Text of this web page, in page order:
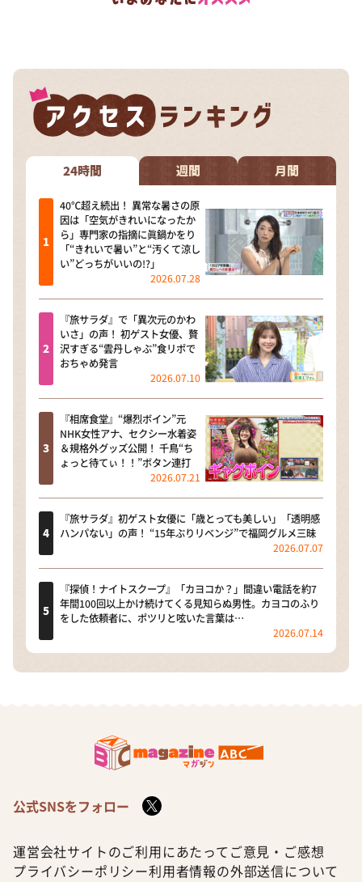
24時間 週間 月間
40℃超え続出！ 異常な暑さの原
因は「空気がきれいになったか
ら」専門家の指摘に眞鍋かをり
「“きれいで暑い”と“汚くて涼し
い”どっちがいいの!?」
2026.07.28
『旅サラダ』で「異次元のかわ
いさ」の声！ 初ゲスト女優、贅
沢すぎる“雲丹しゃぶ”食リポで
おちゃめ発言
2026.07.10
『相席食堂』“爆烈ボイン”元
NHK女性アナ、セクシー水着姿
＆規格外グッズ公開！ 千鳥“ち
ょっと待てぃ！！”ボタン連打
2026.07.21
『旅サラダ』初ゲスト女優に「歳とっても美しい」「透明感
ハンパない」の声！ “15年ぶりリベンジ”で福岡グルメ三昧
2026.07.07
『探偵！ナイトスクープ』「カヨコか？」間違い電話を約7
年間100回以上かけ続けてくる見知らぬ男性。カヨコのふり
をした依頼者に、ポツリと呟いた言葉は…
2026.07.14
公式SNSをフォロー
運営会社サイトのご利用にあたって ご意見・ご感想
プライバシーポリシー利用者情報の外部送信について